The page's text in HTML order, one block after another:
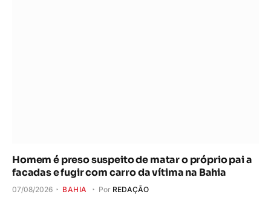
Homem é preso suspeito de matar o próprio pai a
facadas e fugir com carro da vítima na Bahia
07/08/2026 BAHIA Por REDAÇÃO